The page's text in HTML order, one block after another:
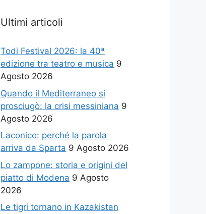
Ultimi articoli
Todi Festival 2026: la 40ª
edizione tra teatro e musica 9
Agosto 2026
Quando il Mediterraneo si
prosciugò: la crisi messiniana 9
Agosto 2026
Laconico: perché la parola
arriva da Sparta 9 Agosto 2026
Lo zampone: storia e origini del
piatto di Modena 9 Agosto
2026
Le tigri tornano in Kazakistan